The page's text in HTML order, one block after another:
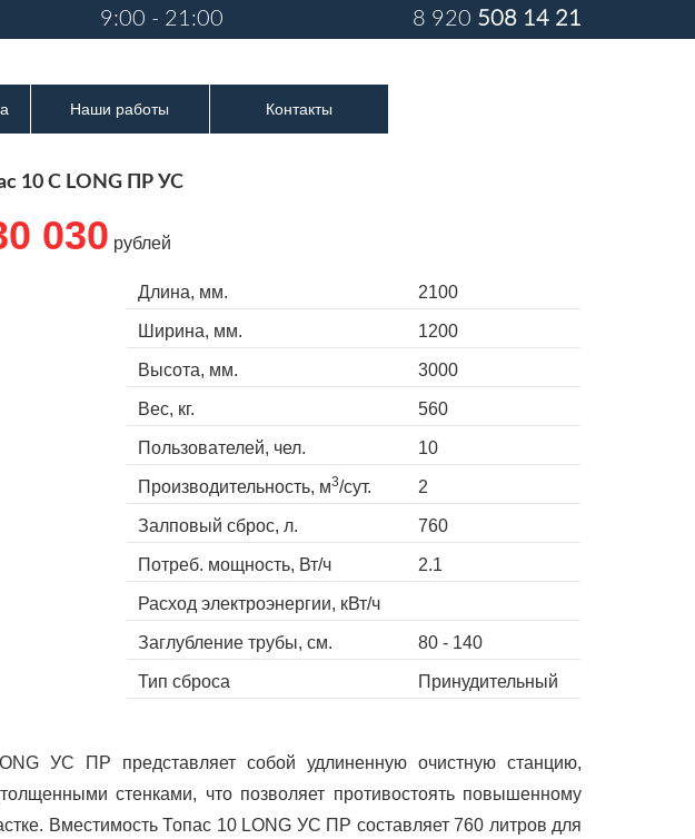
9:00 - 21:00 8 920 508 14 21
Наши работы Контакты
10 С LONG ПР УС
030 рублей
Длина, мм. 2100
Ширина, мм. 1200
Высота, мм. 3000
Вес, кг. 560
Пользователей, чел. 10
Производительность, м3/сут. 2
Залповый сброс, л. 760
Потреб. мощность, Вт/ч 2.1
Расход электроэнергии, кВт/ч
Заглубление трубы, cм. 80 - 140
Тип сброса
Принудительный
УС ПР представляет собой удлиненную очистную станцию,
стенками, что позволяет противостоять повышенному
Вместимость Топас 10 LONG УС ПР составляет 760 литров для